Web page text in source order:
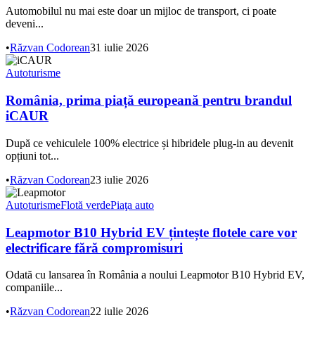
Automobilul nu mai este doar un mijloc de transport, ci poate
deveni...
•Răzvan Codorean31 iulie 2026
Autoturisme
România, prima piață europeană pentru brandul
iCAUR
După ce vehiculele 100% electrice și hibridele plug-in au devenit
opțiuni tot...
•Răzvan Codorean23 iulie 2026
AutoturismeFlotă verdePiaţa auto
Leapmotor B10 Hybrid EV țintește flotele care vor
electrificare fără compromisuri
Odată cu lansarea în România a noului Leapmotor B10 Hybrid EV,
companiile...
•Răzvan Codorean22 iulie 2026